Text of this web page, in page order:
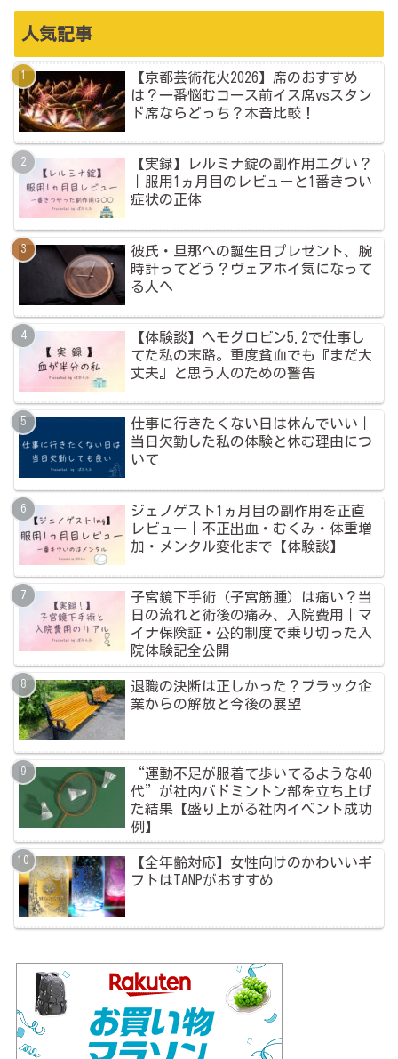
人気記事
【京都芸術花火2026】席のおすすめ
は？一番悩むコース前イス席vsスタン
ド席ならどっち？本音比較！
【実録】レルミナ錠の副作用エグい？
｜服用1ヵ月目のレビューと1番きつい
症状の正体
彼氏・旦那への誕生日プレゼント、腕
時計ってどう？ヴェアホイ気になって
る人へ
【体験談】ヘモグロビン5.2で仕事し
てた私の末路。重度貧血でも『まだ大
丈夫』と思う人のための警告
仕事に行きたくない日は休んでいい｜
当日欠勤した私の体験と休む理由につ
いて
ジェノゲスト1ヵ月目の副作用を正直
レビュー｜不正出血・むくみ・体重増
加・メンタル変化まで【体験談】
子宮鏡下手術（子宮筋腫）は痛い？当
日の流れと術後の痛み、入院費用｜マ
イナ保険証・公的制度で乗り切った入
院体験記全公開
退職の決断は正しかった？ブラック企
業からの解放と今後の展望
“運動不足が服着て歩いてるような40
代”が社内バドミントン部を立ち上げ
た結果【盛り上がる社内イベント成功
例】
【全年齢対応】女性向けのかわいいギ
フトはTANPがおすすめ